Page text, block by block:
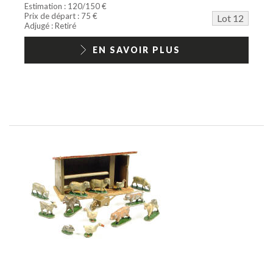
Estimation : 120/150 €
Prix de départ : 75 €
Lot 12
Adjugé : Retiré
EN SAVOIR PLUS